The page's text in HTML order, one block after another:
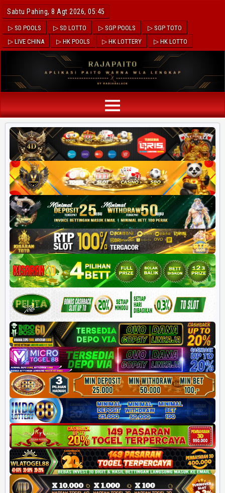
Sabtu Pahing, 8 Agt 2026, 05:45
▷ SD POOLS ▷ SD LOTTO ▷ SGP POOLS
▷ SGP TOTO
▷ LIVE CHINA
▷ HK POOLS ▷ HK LOTTERY ▷ HK LOTTO